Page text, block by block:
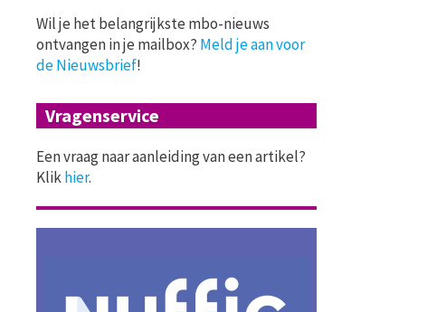
Wil je het belangrijkste mbo-nieuws
ontvangen in je mailbox? Meld je aan voor
de Nieuwsbrief!
Vragenservice
Een vraag naar aanleiding van een artikel?
Klikhier.